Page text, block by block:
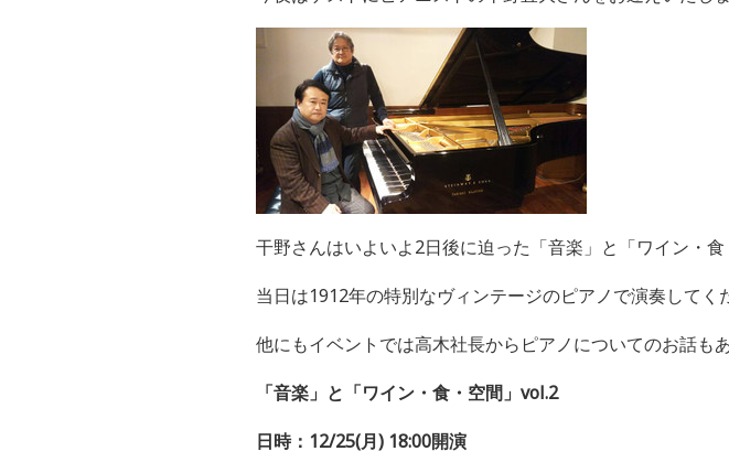
干野さんはいよいよ2日後に迫った「音楽」と「ワイン・
当日は1912年の特別なヴィンテージのピアノで演奏してく
他にもイベントでは高木社長からピアノについてのお話も
「音楽」と「ワイン・食・空間」vol.2
日時：12/25(月) 18:00開演